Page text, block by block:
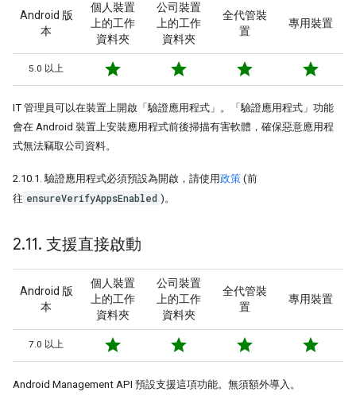
Android 版
本
個人裝置
上的工作
資料夾
公司裝置
上的工作
資料夾
全代管裝
置
專用裝置
5.0 以上 star star star star
IT 管理員可以在裝置上開啟「驗證應用程式」 。「驗證應用程式」功能
會在 Android 裝置上安裝應用程式前後掃描有害軟體，確保惡意應用程
式無法竊取公司資料。
2.10.1. 驗證應用程式必須預設為開啟，請使用政策 (前
往 ensureVerifyAppsEnabled )。
2.11. 支援直接啟動
Android 版
本
個人裝置
上的工作
資料夾
公司裝置
上的工作
資料夾
全代管裝
置
專用裝置
7.0 以上 star star star star
Android Management API 預設支援這項功能。無須額外導入。